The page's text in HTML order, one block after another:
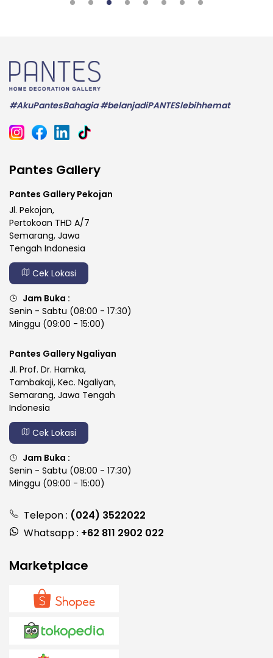
#AkuPantesBahagia #belanjadiPANTESlebihhemat
Pantes Gallery
Pantes Gallery Pekojan
Jl. Pekojan,
Pertokoan THD A/7
Semarang, Jawa
Tengah Indonesia
Cek Lokasi
Jam Buka :
Senin - Sabtu (08:00 - 17:30)
Minggu (09:00 - 15:00)
Pantes Gallery Ngaliyan
Jl. Prof. Dr. Hamka,
Tambakaji, Kec. Ngaliyan,
Semarang, Jawa Tengah
Indonesia
Cek Lokasi
Jam Buka :
Senin - Sabtu (08:00 - 17:30)
Minggu (09:00 - 15:00)
Telepon : (024) 3522022
Whatsapp : +62 811 2902 022
Marketplace